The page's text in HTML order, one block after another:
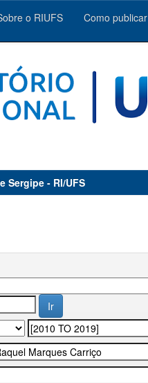
o RIUFS Como publicar
Sergipe - RI/UFS